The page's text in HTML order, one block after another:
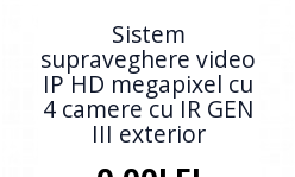
Sistem
supraveghere video
IP HD megapixel cu
4 camere cu IR GEN
III exterior